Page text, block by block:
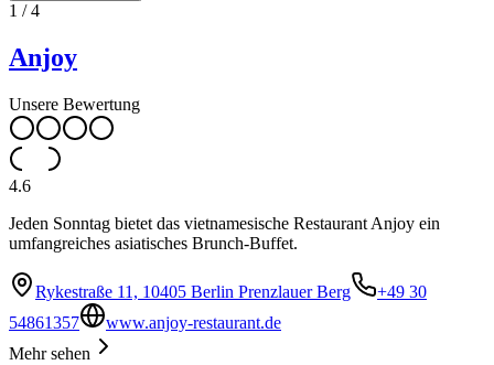
1 /4
Anjoy
Unsere Bewertung
4.6
Jeden Sonntag bietet das vietnamesische Restaurant Anjoy ein
umfangreiches asiatisches Brunch-Buffet.
Rykestraße 11, 10405 Berlin Prenzlauer Berg
+49 30
54861357
www.anjoy-restaurant.de
Mehr sehen